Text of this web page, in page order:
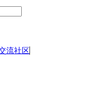
流社区